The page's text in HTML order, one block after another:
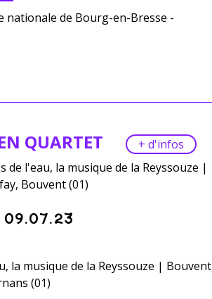
nationale de Bourg-en-Bresse -
QUARTET
+ d'infos
de l'eau, la musique de la Reyssouze |
Bouvent (01)
la musique de la Reyssouze |
(01)